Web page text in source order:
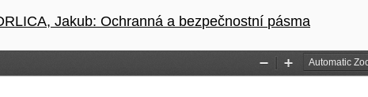
na podrobnosti článku
Jakub: Ochranná a bezpečnostní pásma